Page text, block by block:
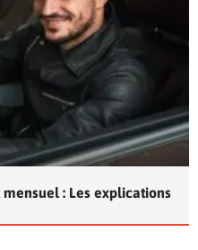
: Les explications